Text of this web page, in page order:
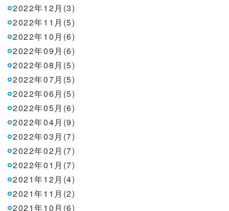
2022年12月(3)
2022年11月(5)
2022年10月(6)
2022年09月(6)
2022年08月(5)
2022年07月(5)
2022年06月(5)
2022年05月(6)
2022年04月(9)
2022年03月(7)
2022年02月(7)
2022年01月(7)
2021年12月(4)
2021年11月(2)
2021年10月(6)